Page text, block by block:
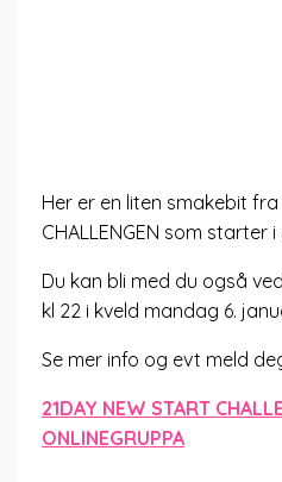
Her er en liten smakebit fra
CHALLENGEN som starter
Du kan bli med du også
kl 22 i kveld mandag 6.
Se mer info og evt meld
21DAY NEW START
ONLINEGRUPPA